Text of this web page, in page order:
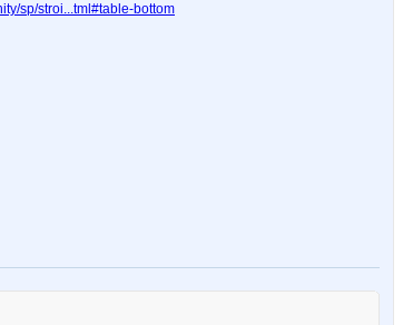
sp/stroi...tml#table-bottom